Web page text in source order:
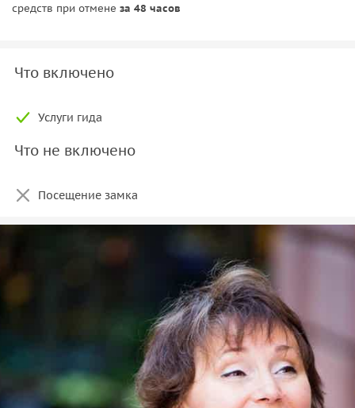
средств при отмене за 48 часов
Что включено
Услуги гида
Что не включено
Посещение замка